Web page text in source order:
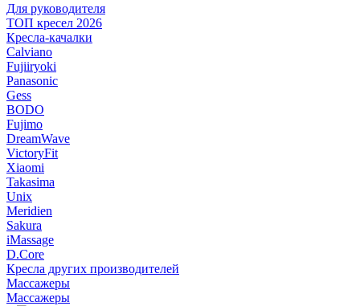
Для руководителя
ТОП кресел 2026
Кресла-качалки
Calviano
Fujiiryoki
Panasonic
Gess
BODO
Fujimo
DreamWave
VictoryFit
Xiaomi
Takasima
Unix
Meridien
Sakura
iMassage
D.Core
Кресла других производителей
Массажеры
Массажеры